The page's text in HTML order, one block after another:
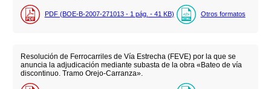
PDF (BOE-B-2007-271013 - 1 pág. - 41 KB) Otros formatos
Resolución de Ferrocarriles de Vía Estrecha (FEVE) por la que se
anuncia la adjudicación mediante subasta de la obra «Bateo de vía
discontinuo. Tramo Orejo-Carranza».